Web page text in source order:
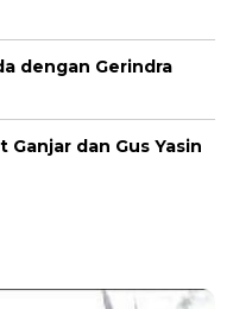
dengan Gerindra
dan Gus Yasin